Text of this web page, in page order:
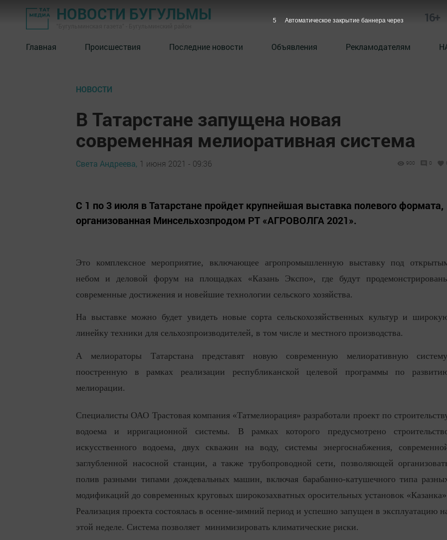
НОВОСТИ БУГУЛЬМЫ 16+
Главная Происшествия Последние новости Объявления Рекламодателям
НОВОСТИ
В Татарстане запущена новая
современная мелиоративная система
Света Андреева, 1 июня 2021 - 09:36 900 0
С 1 по 3 июля в Татарстане пройдет крупнейшая выставка полевого формата,
организованная Минсельхозпродом РТ «АГРОВОЛГА 2021».
Это комплексное мероприятие, включающее агропромышленную выставку под
небом и деловой форум на площадках «Казань Экспо», где будут
современные достижения и новейшие технологии сельского хозяйства.
На выставке можно будет увидеть новые сорта сельскохозяйственных культур и
линейку техники для сельхозпроизводителей, в том числе и местного производства.
А мелиораторы Татарстана представят новую современную мелиоративную
поостренную в рамках реализации республиканской целевой программы по
мелиорации.
Специалисты ОАО Трастовая компания «Татмелиорация» разработали проект по
водоема и ирригационной системы. В рамках которого предусмотрено
искусственного водоема, двух скважин на воду, системы энергоснабжения,
заглубленной насосной станции, а также трубопроводной сети, позволяющей
полив разными типами дождевальных машин, включая барабанно-катушечного типа
модификаций до современных круговых широкозахватных оросительных установок
Реализация проекта состоялась в осенне-зимний период и успешно запущен в эксплуатацию
этой неделе. Система позволяет минимизировать климатические риски.
4 Автоматическое закрытие баннера через